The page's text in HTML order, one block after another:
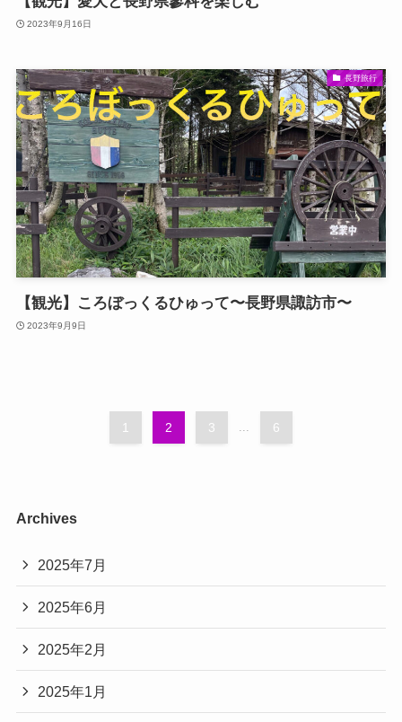
2023年9月16日
長野旅行
【観光】ころぼっくるひゅって〜長野県諏訪市〜
2023年9月9日
1 2 3 ... 6
Archives
2025年7月
2025年6月
2025年2月
2025年1月